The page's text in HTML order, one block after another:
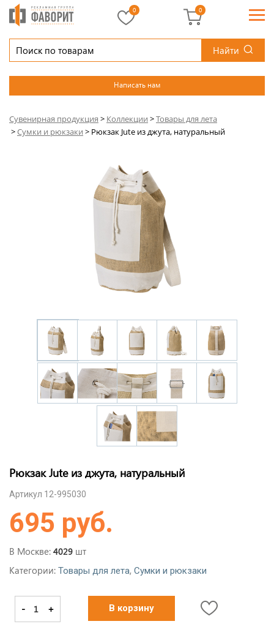
Найти
Написать нам
0 0
Сувенирная продукция > Коллекции >Товары для лета
>Сумки и рюкзаки > Рюкзак Jute из джута, натуральный
Рюкзак Jute из джута, натуральный
Артикул 12-995030
695 руб.
В Москве: 4029 шт
Категории: Товары для лета, Сумки и рюкзаки
- + В корзину